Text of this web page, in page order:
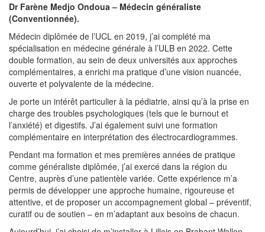
Dr Farène Medjo Ondoua – Médecin généraliste
(Conventionnée).
Médecin diplômée de l’UCL en 2019, j’ai complété ma
spécialisation en médecine générale à l’ULB en 2022. Cette
double formation, au sein de deux universités aux approches
complémentaires, a enrichi ma pratique d’une vision nuancée,
ouverte et polyvalente de la médecine.
Je porte un intérêt particulier à la pédiatrie, ainsi qu’à la prise en
charge des troubles psychologiques (tels que le burnout et
l’anxiété) et digestifs. J’ai également suivi une formation
complémentaire en interprétation des électrocardiogrammes.
Pendant ma formation et mes premières années de pratique
comme généraliste diplômée, j’ai exercé dans la région du
Centre, auprès d’une patientèle variée. Cette expérience m’a
permis de développer une approche humaine, rigoureuse et
attentive, et de proposer un accompagnement global – préventif,
curatif ou de soutien – en m’adaptant aux besoins de chacun.